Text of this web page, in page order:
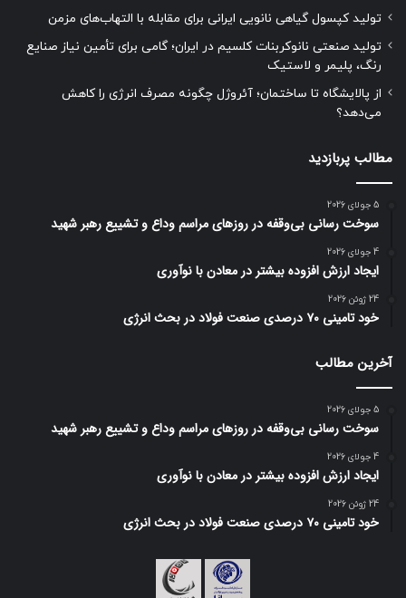
تولید کپسول گیاهی نانویی ایرانی برای مقابله با التهاب‌های مزمن
تولید صنعتی نانوکربنات کلسیم در ایران؛ گامی برای تأمین نیاز صنایع
رنگ، پلیمر و لاستیک
از پالایشگاه تا ساختمان؛ آئروژل چگونه مصرف انرژی را کاهش
می‌دهد؟
مطالب پربازدید
5 جولای 2026
سوخت رسانی بی‌وقفه در روز‌های مراسم وداع و تشییع رهبر شهید
4 جولای 2026
ایجاد ارزش افزوده بیشتر در معادن با نوآوری
24 ژوئن 2026
خود تامینی ۷۰ درصدی صنعت فولاد در بحث انرژی
آخرین مطالب
5 جولای 2026
سوخت رسانی بی‌وقفه در روز‌های مراسم وداع و تشییع رهبر شهید
4 جولای 2026
ایجاد ارزش افزوده بیشتر در معادن با نوآوری
24 ژوئن 2026
خود تامینی ۷۰ درصدی صنعت فولاد در بحث انرژی